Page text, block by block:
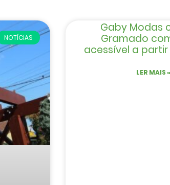
NOTÍCIAS
Gaby Modas
Gramado
acessível a partir
LER MAIS »